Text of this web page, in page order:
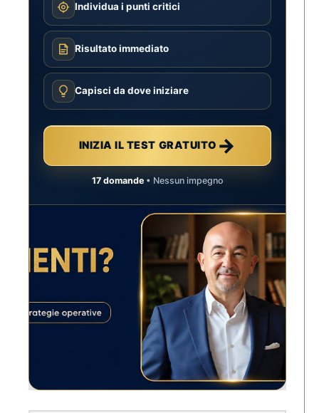
Individua i punti critici
Risultato immediato
Capisci da dove iniziare
INIZIA IL TEST GRATUITO →
17 domande• Nessun impegno